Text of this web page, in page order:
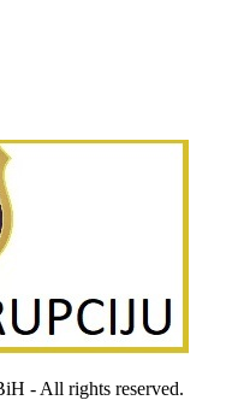
- All rights reserved.